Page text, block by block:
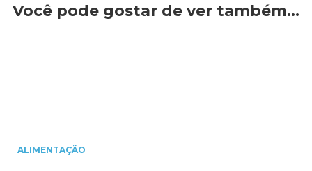
Você pode gostar de ver também…
ALIMENTAÇÃO